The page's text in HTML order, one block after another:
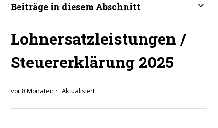
Beiträge in diesem Abschnitt
Lohnersatzleistungen /
Steuererklärung 2025
vor 8 Monaten Aktualisiert